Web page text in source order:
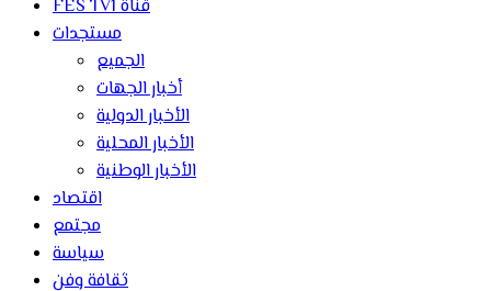
FES TV1 قناة
مستجدات
الجميع
أخبار الجهات
الأخبار الدولية
الأخبار المحلية
الأخبار الوطنية
اقتصاد
مجتمع
سياسة
ثقافة وفن